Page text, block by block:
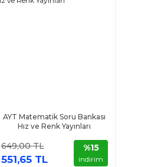
AYT Matematik Soru Bankası
Hız ve Renk Yayınları
649,00 TL
551,65 TL
%15
indirim